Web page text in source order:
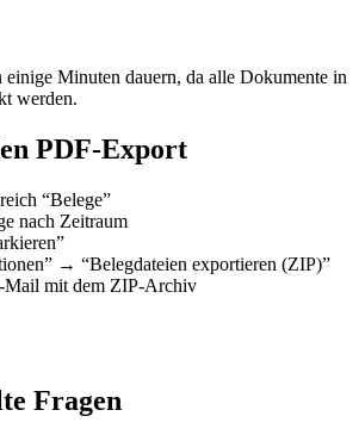
Minuten dauern, da alle Dokumente in
werden.
PDF-Export
“Belege”
nach Zeitraum
→ “Belegdateien exportieren (ZIP)”
Mail mit dem ZIP-Archiv
Fragen